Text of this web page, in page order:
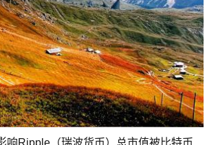
响Ripple（瑞波货币）总市值被比特币